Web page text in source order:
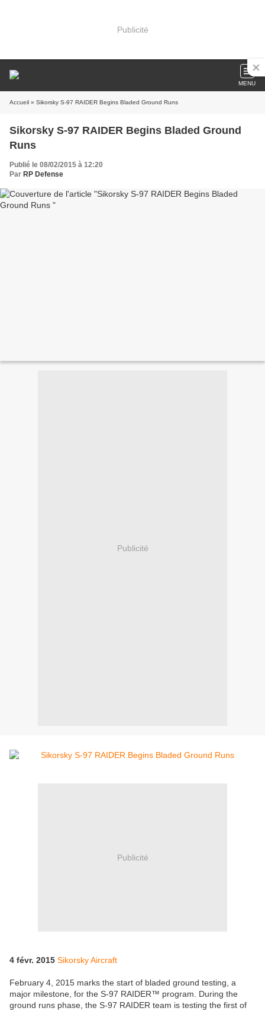
Publicité
MENU
Accueil » Sikorsky S-97 RAIDER Begins Bladed Ground Runs
Sikorsky S-97 RAIDER Begins Bladed Ground
Runs
Publié le 08/02/2015 à 12:20
Par RP Defense
Publicité
Publicité
4 févr. 2015 Sikorsky Aircraft
February 4, 2015 marks the start of bladed ground testing, a
major milestone, for the S-97 RAIDER™ program. During the
ground runs phase, the S-97 RAIDER team is testing the first of